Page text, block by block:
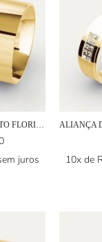
ALIANÇA DE CASAMENTO FLORIANÓPOLIS EM OURO 18K
juros
10x de